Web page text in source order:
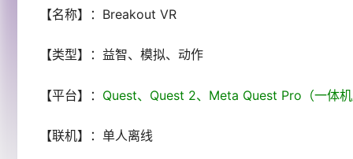
【名称】：Breakout VR
【类型】：益智、模拟、动作
【平台】： Quest、Quest 2、Meta Quest Pro（一体机
【联机】：单人离线